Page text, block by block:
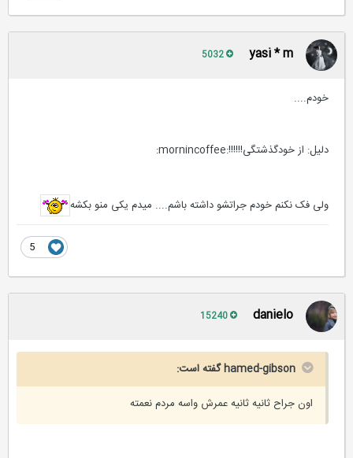
yasi * m
خودم....
دلیل: از خودگذشتگی!!!!!!:mornincoffee:
ولی فک نکنم خودم جراتشو داشته باشم.... میدم یکی منو بکشه
danielo
hamed-gibson گفته است:
اون جراح ثانیه ثانیه عمرش واسه مردم نعمته